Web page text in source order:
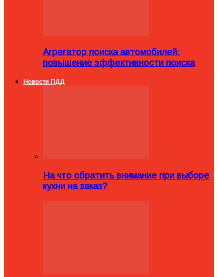
Агрегатор поиска автомобилей:
повышение эффективности поиска
Новости ПДД
На что обратить внимание при выборе
кухни на заказ?